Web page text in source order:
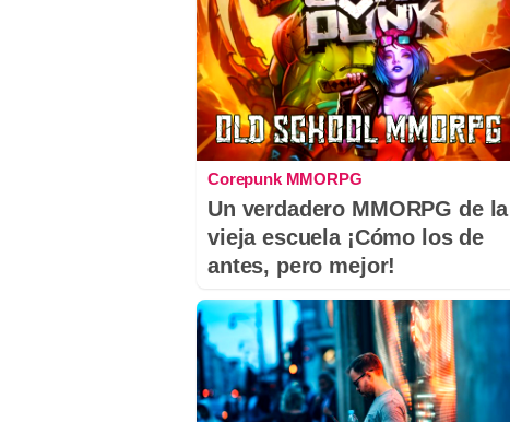
Corepunk MMORPG
Un verdadero MMORPG de la
vieja escuela ¡Cómo los de
antes, pero mejor!